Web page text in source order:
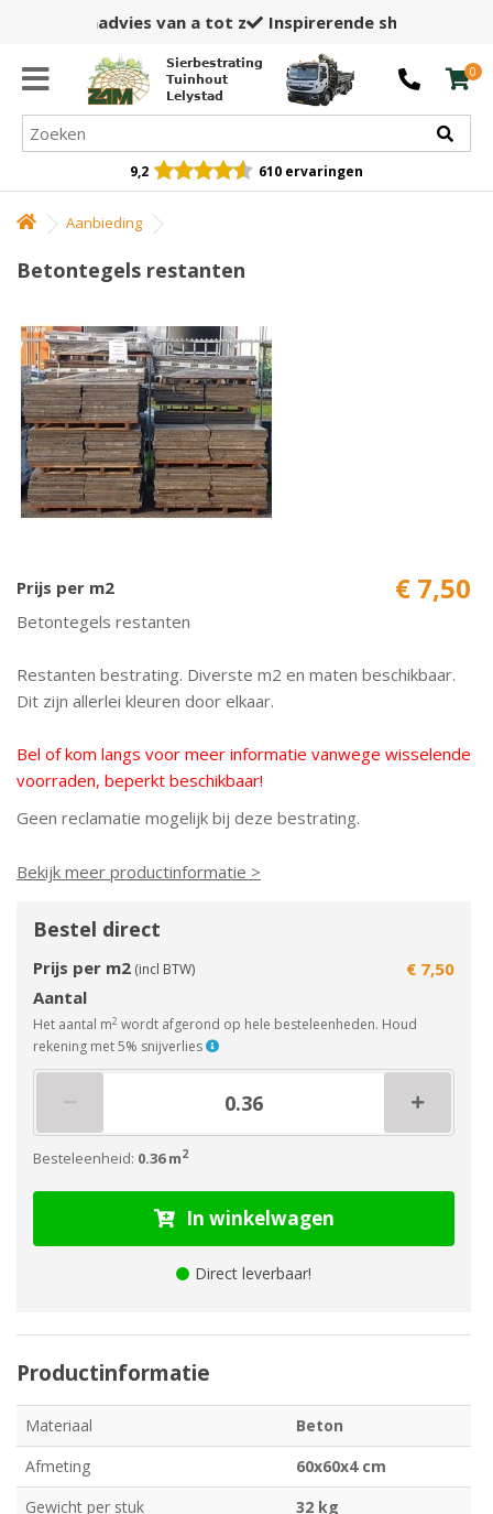
Inspirerende showtuin,winkel en opslag
Sierbestrating
Tuinhout
Lelystad
0
9,2 610 ervaringen
Aanbieding
Betontegels restanten
Prijs per m2 € 7,50
Betontegels restanten
Restanten bestrating. Diverste m2 en maten beschikbaar.
Dit zijn allerlei kleuren door elkaar.
Bel of kom langs voor meer informatie vanwege wisselende
voorraden, beperkt beschikbaar!
Geen reclamatie mogelijk bij deze bestrating.
Bekijk meer productinformatie >
Bestel direct
Prijs per m2 (incl BTW)
€ 7,50
Aantal
Het aantal m2 wordt afgerond op hele besteleenheden. Houd
rekening met 5% snijverlies
Besteleenheid: 0.36 m2
In winkelwagen
Direct leverbaar!
Productinformatie
Materiaal
Beton
Afmeting
60x60x4 cm
Gewicht per stuk
32 kg